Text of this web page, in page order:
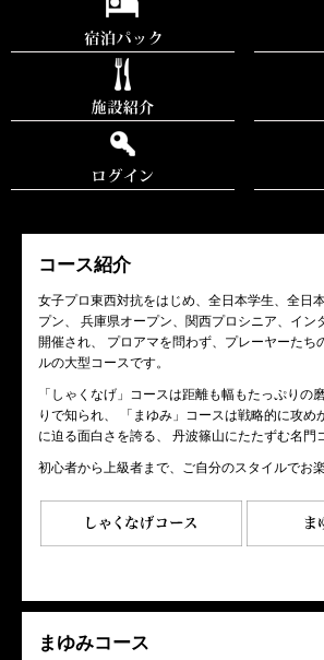
コース紹介
女子プロ東西対抗をはじめ、全日本学生、全日
プン、 兵庫県オープン、関西プロシニア、イン
開催され、 プロアマを問わず、プレーヤーたち
ルの大型コースです。
「しゃくなげ」コースは距離も幅もたっぷりの
りで知られ、 「まゆみ」コースは戦略的に攻め
に迫る面白さを誇る、 丹波篠山にたたずむ名門
初心者から上級者まで、ご自分のスタイルでお
まゆみコース